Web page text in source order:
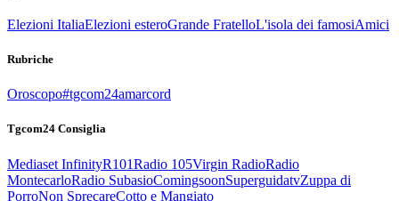
Elezioni ItaliaElezioni esteroGrande FratelloL'isola dei famosiAmici
Rubriche
Oroscopo#tgcom24amarcord
Tgcom24 Consiglia
Mediaset InfinityR101Radio 105Virgin RadioRadio
MontecarloRadio SubasioComingsoonSuperguidatvZuppa di
PorroNon SprecareCotto e Mangiato